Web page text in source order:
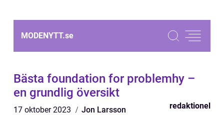
MODENYTT.se
Bästa foundation for problemhy –
en grundlig översikt
17 oktober 2023 Jon Larsson redaktionel